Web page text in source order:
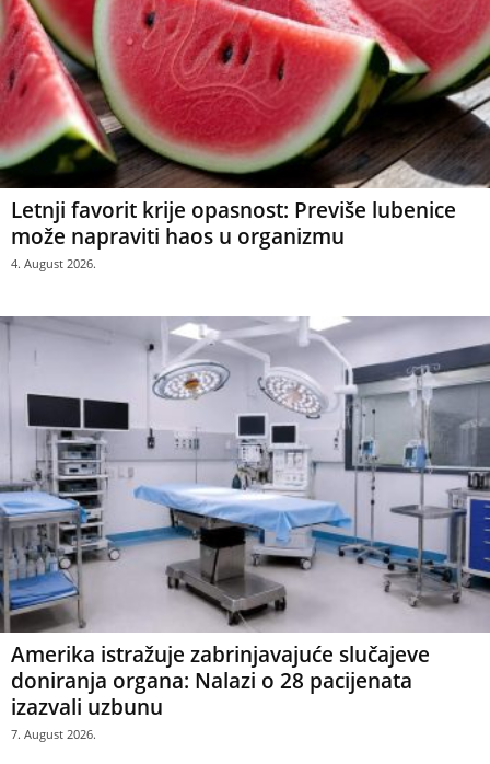
Letnji favorit krije opasnost: Previše lubenice
može napraviti haos u organizmu
4. August 2026.
Amerika istražuje zabrinjavajuće slučajeve
doniranja organa: Nalazi o 28 pacijenata
izazvali uzbunu
7. August 2026.